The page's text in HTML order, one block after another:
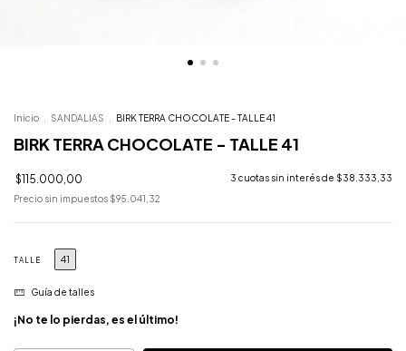
Inicio SANDALIAS BIRK TERRA CHOCOLATE - TALLE 41
BIRK TERRA CHOCOLATE - TALLE 41
$115.000,00 3 cuotas sin interés de $38.333,33
Precio sin impuestos $95.041,32
TALLE 41
Guía de talles
¡No te lo pierdas, es el último!